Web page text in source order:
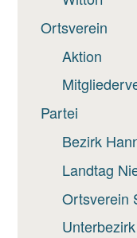
Ortsverein
Aktion
Partei
Bezirk
Landtag
Ortsverein